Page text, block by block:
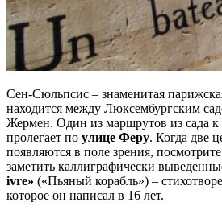
Сен-Сюльпсис – знаменитая
находится между Люксембургским
Жермен. Один из маршрутов из сада
пролегает по улице Феру. Когда две
появляются в поле зрения,
заметить каллиграфически
ivre» («Пьяный корабль») –
которое он написал в 16 лет.